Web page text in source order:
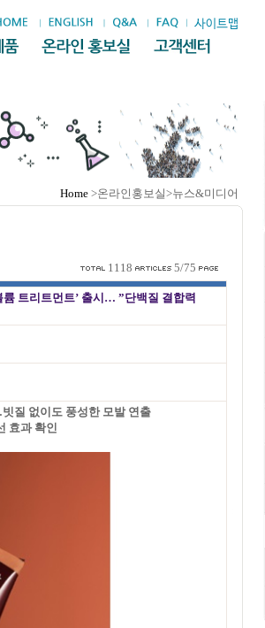
Home >온라인홍보실>뉴스&미디어
1118
5/75
트리트먼트’ 출시… ”단백질 결합력
질 없이도 풍성한 모발 연출
효과 확인